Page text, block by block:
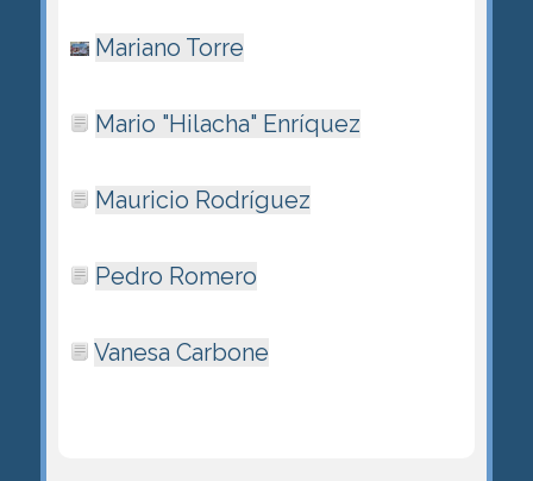
Mariano Torre
Mario "Hilacha" Enrí­quez
Mauricio Rodríguez
Pedro Romero
Vanesa Carbone